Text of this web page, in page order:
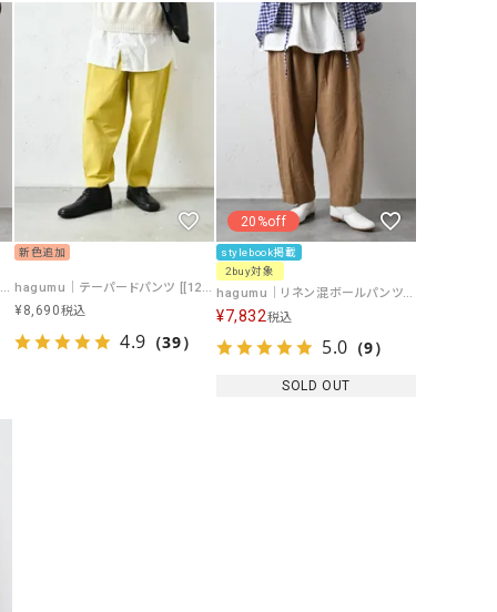
EVOL（イーボル）
SCOTCH&SODA（スコッチ
ダ）
Emma Taylor（エマテイラー） SUGAR ROSE（シュガーロ
FLAVOR TEE（フレーバーティー） squady by graphite（スカ
GO TO HOLLYWOOD（ゴートゥーハリウ
ッド）
THIRTY（サーティ）
G-STAR RAW（ジースターロウ） tumugu:（ツムグ）
GOOD SPEED（グッドスピード） un cinq（アンサンク）
オーバーオール）
GRAMICCI（グラミチ）
USU GALLERY（ユーエ
hagumu｜テーパードパンツ [[125694]][C]
新色追加
hagumu｜テーパードパンツ [[125665]][C]
¥8,690税込
4.9 （39）
20%off
stylebook掲載
2buy対象
hagumu｜リネン混ボールパンツ [[hag-195]][C]
¥7,832税込
5.0 （9）
SOLD OUT